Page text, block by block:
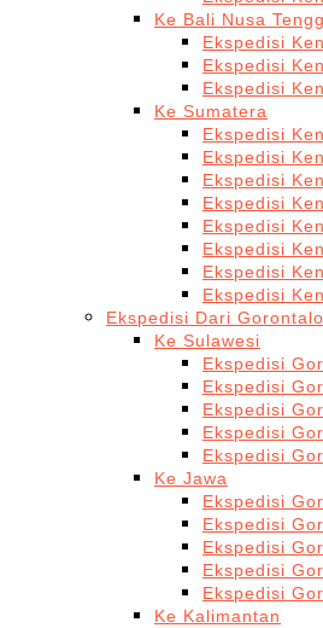
Ke Bali Nusa
Ekspedisi
Ekspedisi
Ekspedisi
Ke Sumatera
Ekspedisi
Ekspedisi
Ekspedisi
Ekspedisi
Ekspedisi
Ekspedisi
Ekspedisi
Ekspedisi
Ekspedisi Dari Gorontalo
Ke Sulawesi
Ekspedisi
Ekspedisi
Ekspedisi
Ekspedisi
Ekspedisi
Ke Jawa
Ekspedisi
Ekspedisi
Ekspedisi
Ekspedisi
Ekspedisi
Ke Kalimantan